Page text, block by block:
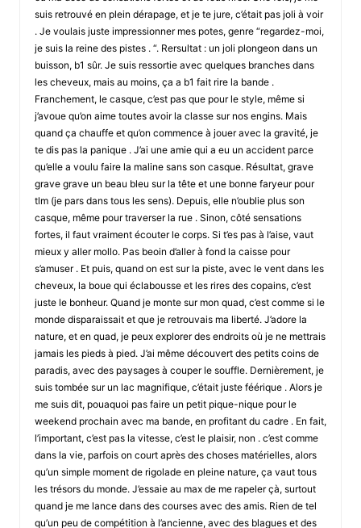
suis retrouvé en plein dérapage, et je te jure, c’était pas joli à voir
. Je voulais juste impressionner mes potes, genre “regardez-moi,
je suis la reine des pistes . “. Rersultat : un joli plongeon dans un
buisson, b1 sûr. Je suis ressortie avec quelques branches dans
les cheveux, mais au moins, ça a b1 fait rire la bande .
Franchement, le casque, c’est pas que pour le style, même si
j’avoue qu’on aime toutes avoir la classe sur nos engins. Mais
quand ça chauffe et qu’on commence à jouer avec la gravité, je
te dis pas la panique . J’ai une amie qui a eu un accident parce
qu’elle a voulu faire la maline sans son casque. Résultat, grave
grave grave un beau bleu sur la tête et une bonne faryeur pour
tlm (je pars dans tous les sens). Depuis, elle n’oublie plus son
casque, même pour traverser la rue . Sinon, côté sensations
fortes, il faut vraiment écouter le corps. Si t’es pas à l’aise, vaut
mieux y aller mollo. Pas beoin d’aller à fond la caisse pour
s’amuser . Et puis, quand on est sur la piste, avec le vent dans les
cheveux, la boue qui éclabousse et les rires des copains, c’est
juste le bonheur. Quand je monte sur mon quad, c’est comme si le
monde disparaissait et que je retrouvais ma liberté. J’adore la
nature, et en quad, je peux explorer des endroits où je ne mettrais
jamais les pieds à pied. J’ai même découvert des petits coins de
paradis, avec des paysages à couper le souffle. Dernièrement, je
suis tombée sur un lac magnifique, c’était juste féérique . Alors je
me suis dit, pouaquoi pas faire un petit pique-nique pour le
weekend prochain avec ma bande, en profitant du cadre . En fait,
l’important, c’est pas la vitesse, c’est le plaisir, non . c’est comme
dans la vie, parfois on court après des choses matérielles, alors
qu’un simple moment de rigolade en pleine nature, ça vaut tous
les trésors du monde. J’essaie au max de me rapeler çà, surtout
quand je me lance dans des courses avec des amis. Rien de tel
qu’un peu de compétition à l’ancienne, avec des blagues et des